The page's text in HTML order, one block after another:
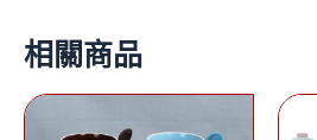
相關商品